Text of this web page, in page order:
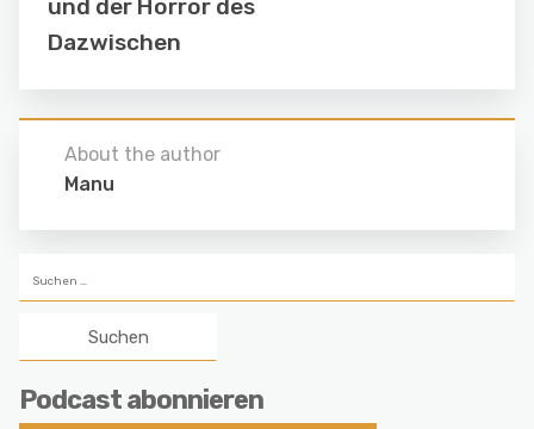
und der Horror des
Dazwischen
About the author
Manu
nach:
Podcast abonnieren